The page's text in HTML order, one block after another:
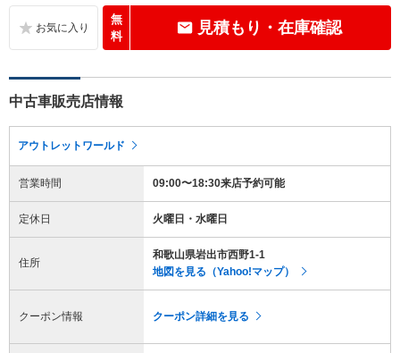
無
料
見積もり・在庫確認
中古車販売店情報
アウトレットワールド
営業時間 09:00〜18:30来店予約可能
定休日 火曜日・水曜日
住所
和歌山県岩出市西野1-1
地図を見る（Yahoo!マップ）
クーポン情報 クーポン詳細を見る